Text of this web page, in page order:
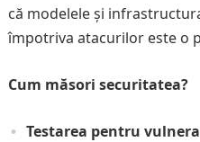
că modelele și
împotriva atacurilor este o
Cum măsori securitatea?
Testarea pentru